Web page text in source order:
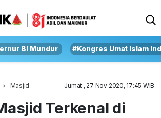
BI Mundur #Kongres Umat Islam
Masjid Jumat , 27 Nov 2020, 17:45 WIB
Terkenal di